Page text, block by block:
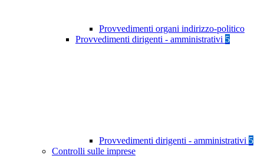
Provvedimenti organi indirizzo-politico
Provvedimenti dirigenti - amministrativi 5
Provvedimenti dirigenti - amministrativi 5
Controlli sulle imprese